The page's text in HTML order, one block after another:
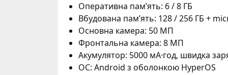
Оперативна пам’ять: 6 / 8 ГБ
Вбудована пам’ять: 128 / 256 ГБ +
Основна камера: 50 МП
Фронтальна камера: 8 МП
Акумулятор: 5000 мА·год, швидка
ОС: Android з оболонкою HyperOS